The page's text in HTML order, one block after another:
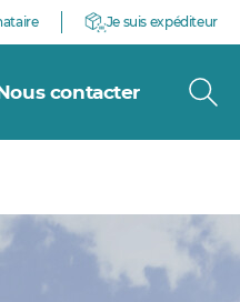
Je suis expéditeur
Nous contacter